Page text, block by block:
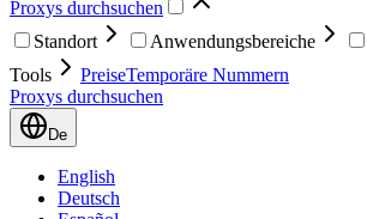
Proxys durchsuchen
Standort
Anwendungsbereiche
Tools
PreiseTemporäre Nummern
Proxys durchsuchen
De
English
Deutsch